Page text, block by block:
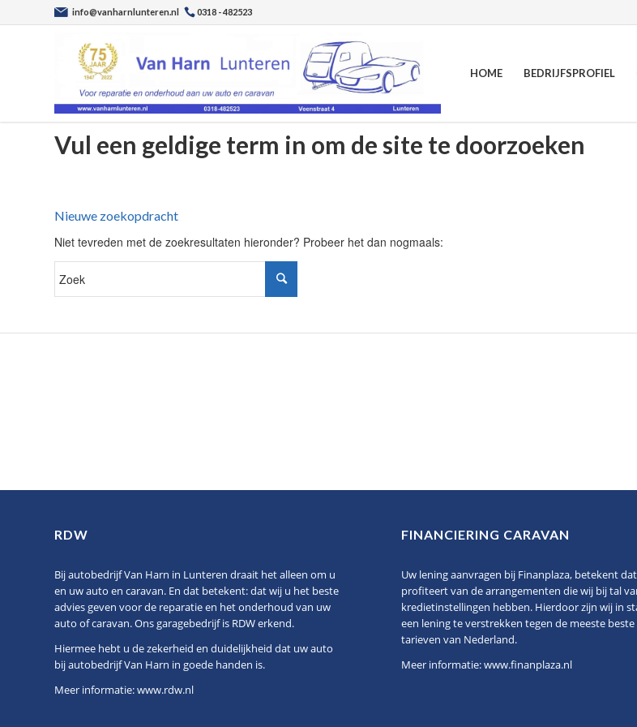
info@vanharnlunteren.nl 0318 - 482523
HOME BEDRIJFSPROFIEL
Vul een geldige term in om de site te doorzoeken
Nieuwe zoekopdracht
Niet tevreden met de zoekresultaten hieronder? Probeer het dan nogmaals:
RDW
Bij autobedrijf Van Harn in Lunteren draait het alleen om u
en uw auto en caravan. En dat betekent: dat wij u het beste
advies geven voor de reparatie en het onderhoud van uw
auto of caravan. Ons garagebedrijf is RDW erkend.
Hiermee hebt u de zekerheid en duidelijkheid dat uw auto
bij autobedrijf Van Harn in goede handen is.
Meer informatie:www.rdw.nl
FINANCIERING CARAVAN
Uw lening aanvragen bij Finanplaza, betekent
profiteert van de arrangementen die wij bij tal
kredietinstellingen hebben. Hierdoor zijn wij in
een lening te verstrekken tegen de meeste beste
tarieven van Nederland.
Meer informatie:www.finanplaza.nl